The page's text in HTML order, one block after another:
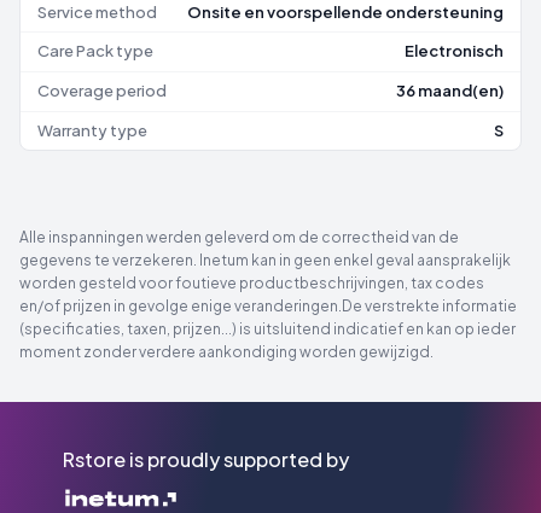
Service method Onsite en voorspellende ondersteuning
Care Pack type Electronisch
Coverage period 36 maand(en)
Warranty type S
Alle inspanningen werden geleverd om de correctheid van de
gegevens te verzekeren. Inetum kan in geen enkel geval aansprakelijk
worden gesteld voor foutieve productbeschrijvingen, tax codes
en/of prijzen in gevolge enige veranderingen.De verstrekte informatie
(specificaties, taxen, prijzen...) is uitsluitend indicatief en kan op ieder
moment zonder verdere aankondiging worden gewijzigd.
Rstore is proudly supported by